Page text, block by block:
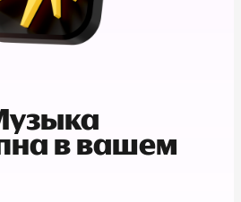
в вашем